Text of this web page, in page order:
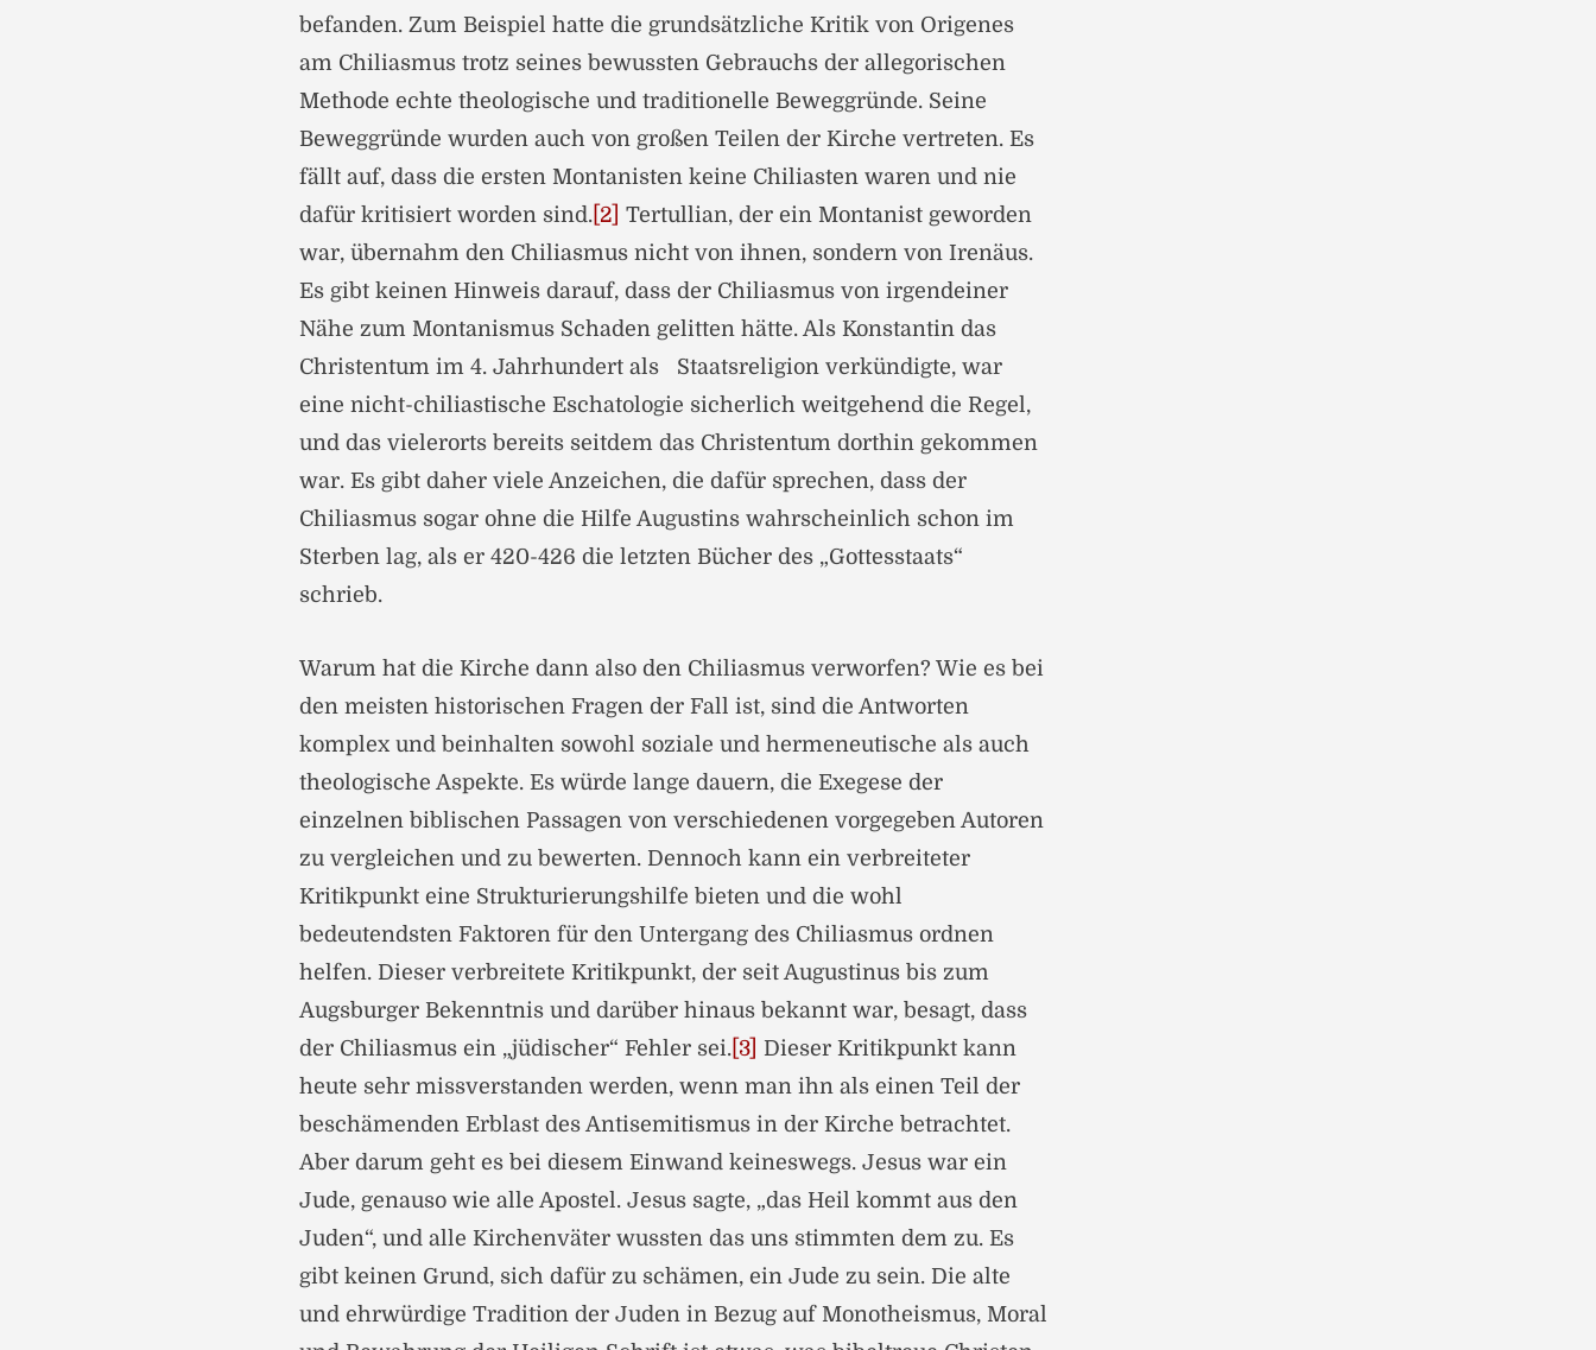
befanden. Zum Beispiel hatte die grundsätzliche Kritik von Origenes
am Chiliasmus trotz seines bewussten Gebrauchs der allegorischen
Methode echte theologische und traditionelle Beweggründe. Seine
Beweggründe wurden auch von großen Teilen der Kirche vertreten. Es
fällt auf, dass die ersten Montanisten keine Chiliasten waren und nie
dafür kritisiert worden sind. [2] Tertullian, der ein Montanist geworden
war, übernahm den Chiliasmus nicht von ihnen, sondern von Irenäus.
Es gibt keinen Hinweis darauf, dass der Chiliasmus von irgendeiner
Nähe zum Montanismus Schaden gelitten hätte. Als Konstantin das
Christentum im 4. Jahrhundert als Staatsreligion verkündigte, war
eine nicht-chiliastische Eschatologie sicherlich weitgehend die Regel,
und das vielerorts bereits seitdem das Christentum dorthin gekommen
war. Es gibt daher viele Anzeichen, die dafür sprechen, dass der
Chiliasmus sogar ohne die Hilfe Augustins wahrscheinlich schon im
Sterben lag, als er 420-426 die letzten Bücher des „Gottesstaats“
schrieb.
Warum hat die Kirche dann also den Chiliasmus verworfen? Wie es bei
den meisten historischen Fragen der Fall ist, sind die Antworten
komplex und beinhalten sowohl soziale und hermeneutische als auch
theologische Aspekte. Es würde lange dauern, die Exegese der
einzelnen biblischen Passagen von verschiedenen vorgegeben Autoren
zu vergleichen und zu bewerten. Dennoch kann ein verbreiteter
Kritikpunkt eine Strukturierungshilfe bieten und die wohl
bedeutendsten Faktoren für den Untergang des Chiliasmus ordnen
helfen. Dieser verbreitete Kritikpunkt, der seit Augustinus bis zum
Augsburger Bekenntnis und darüber hinaus bekannt war, besagt, dass
der Chiliasmus ein „jüdischer“ Fehler sei. [3] Dieser Kritikpunkt kann
heute sehr missverstanden werden, wenn man ihn als einen Teil der
beschämenden Erblast des Antisemitismus in der Kirche betrachtet.
Aber darum geht es bei diesem Einwand keineswegs. Jesus war ein
Jude, genauso wie alle Apostel. Jesus sagte, „das Heil kommt aus den
Juden“, und alle Kirchenväter wussten das uns stimmten dem zu. Es
gibt keinen Grund, sich dafür zu schämen, ein Jude zu sein. Die alte
und ehrwürdige Tradition der Juden in Bezug auf Monotheismus, Moral